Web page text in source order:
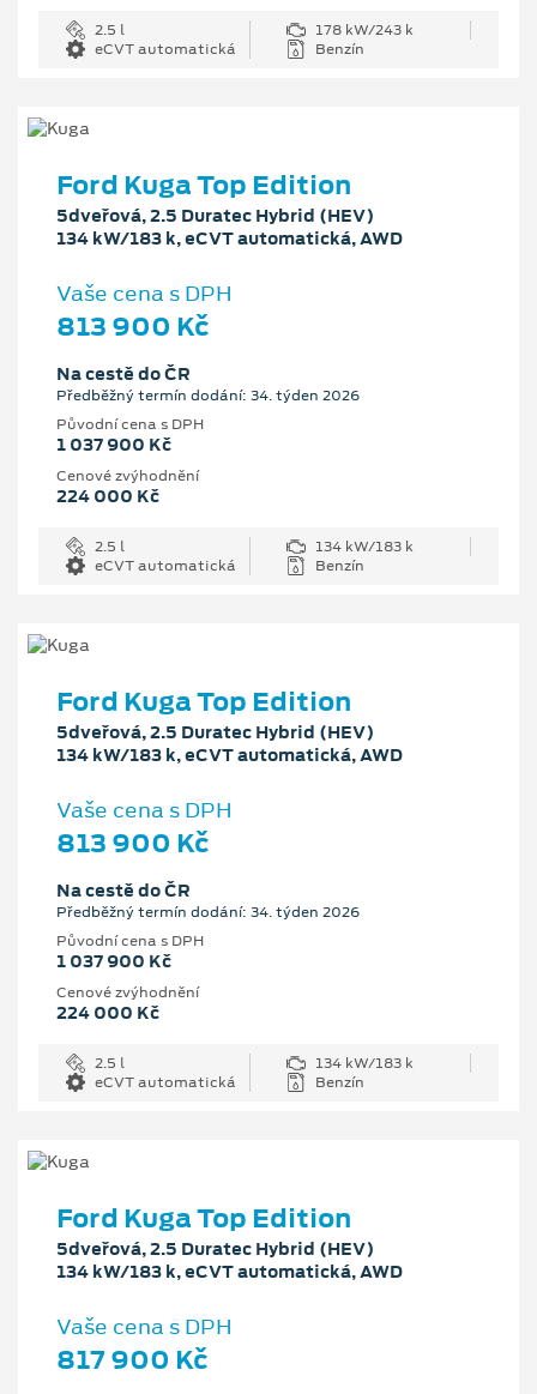
2.5 l
178 kW/243 k
eCVT automatická
Benzín
Ford Kuga Top Edition
5dveřová, 2.5 Duratec Hybrid (HEV)
134 kW/183 k, eCVT automatická, AWD
Vaše cena s DPH
813 900 Kč
Na cestě do ČR
Předběžný termín dodání: 34. týden 2026
Původní cena s DPH
1 037 900 Kč
Cenové zvýhodnění
224 000 Kč
2.5 l
134 kW/183 k
eCVT automatická
Benzín
Ford Kuga Top Edition
5dveřová, 2.5 Duratec Hybrid (HEV)
134 kW/183 k, eCVT automatická, AWD
Vaše cena s DPH
813 900 Kč
Na cestě do ČR
Předběžný termín dodání: 34. týden 2026
Původní cena s DPH
1 037 900 Kč
Cenové zvýhodnění
224 000 Kč
2.5 l
134 kW/183 k
eCVT automatická
Benzín
Ford Kuga Top Edition
5dveřová, 2.5 Duratec Hybrid (HEV)
134 kW/183 k, eCVT automatická, AWD
Vaše cena s DPH
817 900 Kč